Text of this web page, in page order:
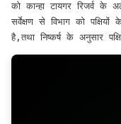
को कान्हा टायगर रिजर्व
सर्वेक्षण से विभाग को
है,तथा निष्कर्ष के अनुसार